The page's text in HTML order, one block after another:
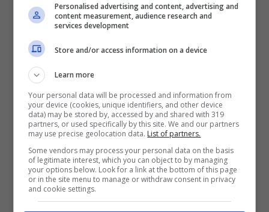
ricerca della sorella, scomparsa in
circostanze misteriose. Si tratta di un mix tra
macabro e commedia, quindi una commedia
nera di grande effetto. “
revenge orientale dotato di una buona dose
di sangue. La protagonista è Okju, ex
guardia del corpo che dà la caccia al
responsabile dell’omicidio della sua migliore
amica. Un gran bel film.
Personalised advertising and content, advertising and
content measurement, audience research and
services development
Store and/or access information on a device
Learn more
Your personal data will be processed and information from
your device (cookies, unique identifiers, and other device
data) may be stored by, accessed by and shared with 319
partners, or used specifically by this site. We and our partners
may use precise geolocation data. List of partners.
Some vendors may process your personal data on the basis
of legitimate interest, which you can object to by managing
your options below. Look for a link at the bottom of this page
or in the site menu to manage or withdraw consent in privacy
and cookie settings.